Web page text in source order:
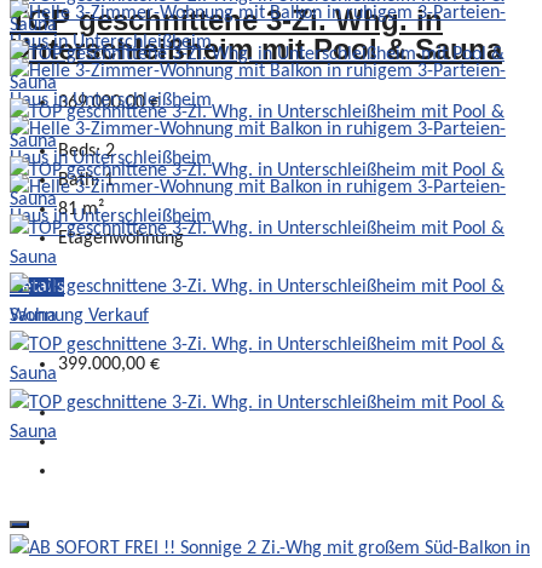
TOP geschnittene 3-Zi. Whg. in
Unterschleißheim mit Pool & Sauna
369.000,00 €
Beds: 2
Bath: 1
81 m²
Etagenwohnung
Details
Wohnung Verkauf
399.000,00 €